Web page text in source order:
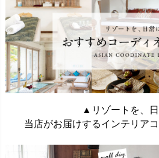
▲リゾートを、日
当店がお届けするインテリア